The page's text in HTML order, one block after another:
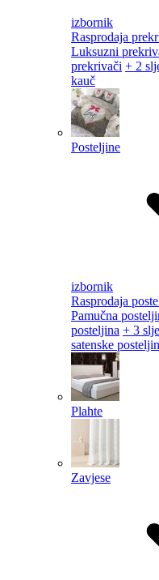
izbornik
Rasprodaja
Luksuzni
prekrivači + 2
kauč
Posteljine
izbornik
Rasprodaja
Pamučna
posteljina + 3
satenske
Plahte
Zavjese